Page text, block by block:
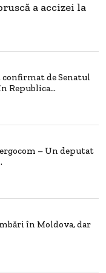
a accizei la
de Senatul
Republica...
– Un deputat
în Moldova, dar